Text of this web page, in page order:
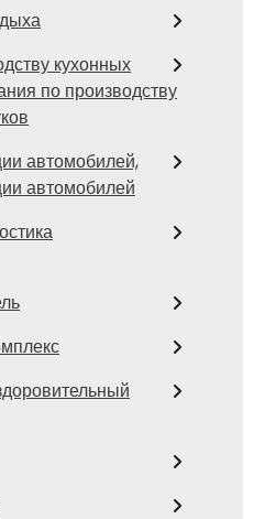
кухонных
по производству
автомобилей,
автомобилей